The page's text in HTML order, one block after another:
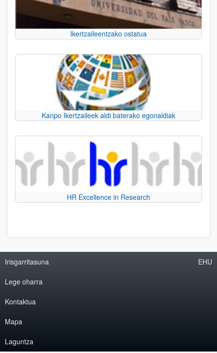
Ikertzaileentzako ostatua
Kanpo Ikertzaileek aldi baterako egonaldiak
HR Excellence in Research
Irisgarritasuna
Lege oharra
Kontaktua
Mapa
Laguntza
EHU